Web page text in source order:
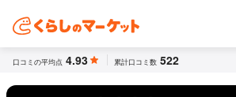
口コミの平均点 4.93 累計口コミ数 522